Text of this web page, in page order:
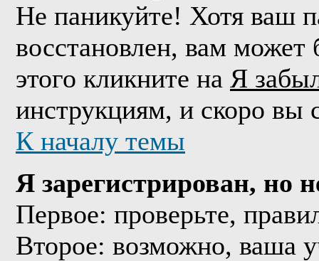
Не паникуйте! Хотя ваш
восстановлен, вам
этого кликните на Я
инструкциям, и скоро вы
К началу темы
Я зарегистрирован, но
Первое: проверьте,
Второе: возможно, ваша